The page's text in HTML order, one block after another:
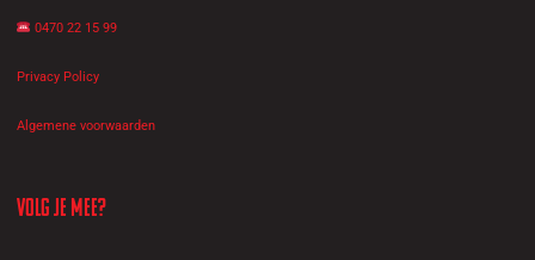
0470 22 15 99
Privacy Policy
Algemene voorwaarden
Volg je mee?